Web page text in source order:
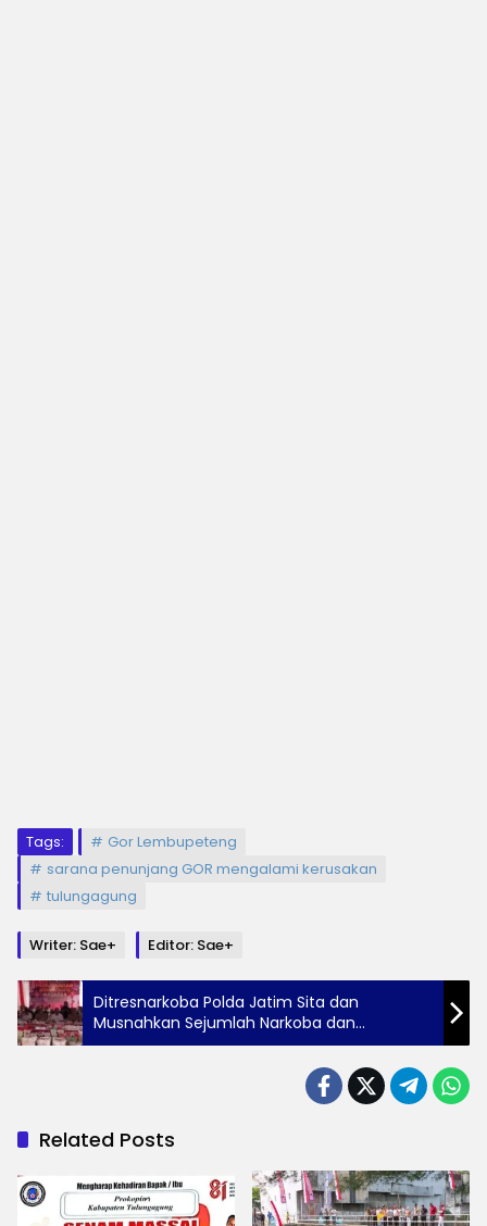
Tags:
Gor Lembupeteng
sarana penunjang GOR mengalami kerusakan
tulungagung
Writer: Sae+ Editor: Sae+
Ditresnarkoba Polda Jatim Sita dan
Musnahkan Sejumlah Narkoba dan
Okerbaya
Related Posts